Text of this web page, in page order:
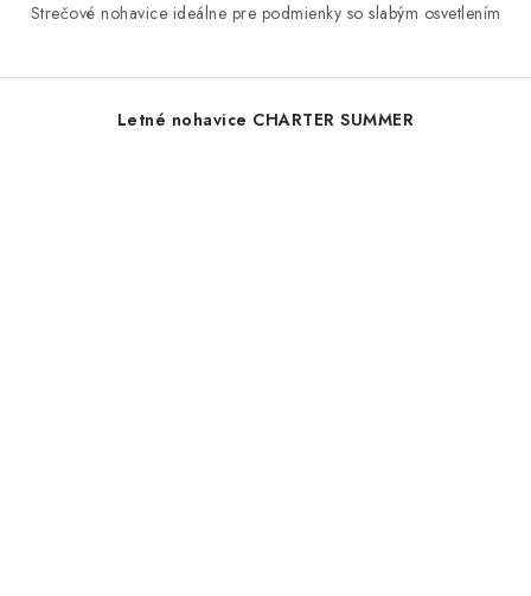
Strečové nohavice ideálne pre podmienky so slabým osvetlením
Letné nohavice CHARTER SUMMER